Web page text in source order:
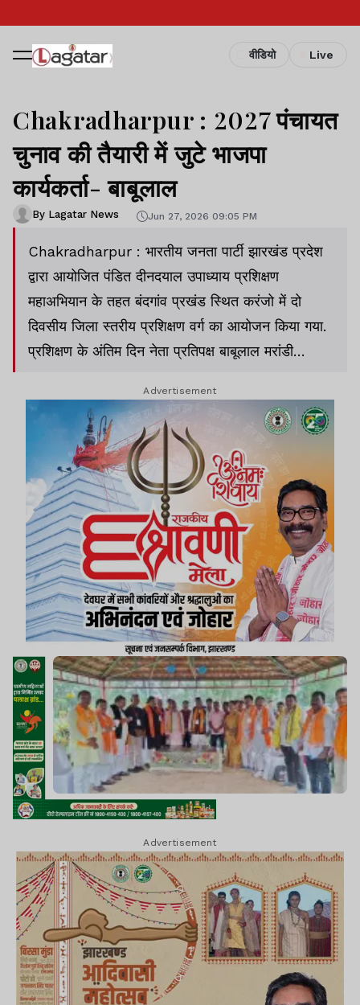
वीडियो Live
Chakradharpur : 2027 पंचायत
चुनाव की तैयारी में जुटे भाजपा
कार्यकर्ता- बाबूलाल
By Lagatar News Jun 27, 2026 09:05 PM
Chakradharpur : भारतीय जनता पार्टी झारखंड प्रदेश
द्वारा आयोजित पंडित दीनदयाल उपाध्याय प्रशिक्षण
महाअभियान के तहत बंदगांव प्रखंड स्थित करंजो में दो
दिवसीय जिला स्तरीय प्रशिक्षण वर्ग का आयोजन किया गया.
प्रशिक्षण के अंतिम दिन नेता प्रतिपक्ष बाबूलाल मरांडी
राज्य की वर्तमान राजनीतिक परिस्थितियों और 2027 के
पंचायत चुनाव में संगठन की भूमिका पर मार्गदर्शन दिया.
Advertisement
Advertisement